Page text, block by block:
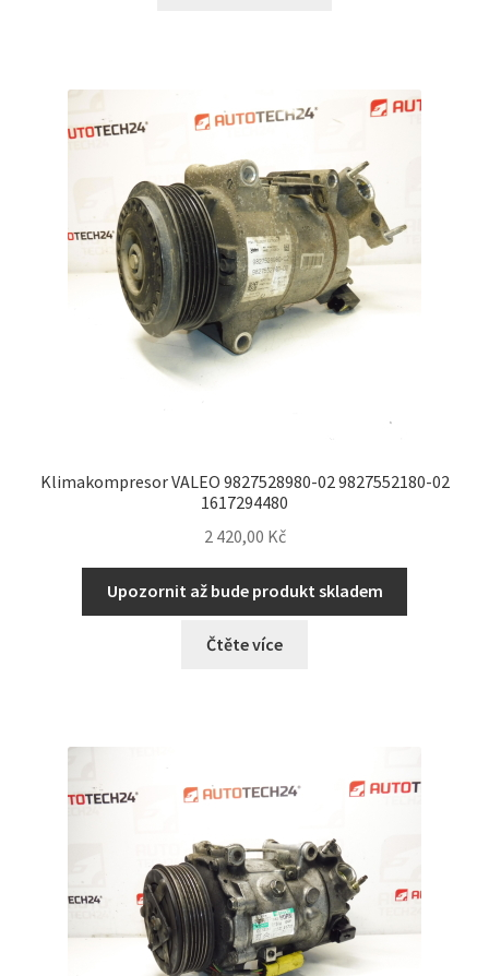
Klimakompresor VALEO 9827528980-02 9827552180-02
1617294480
2 420,00 Kč
Upozornit až bude produkt skladem
Čtěte více